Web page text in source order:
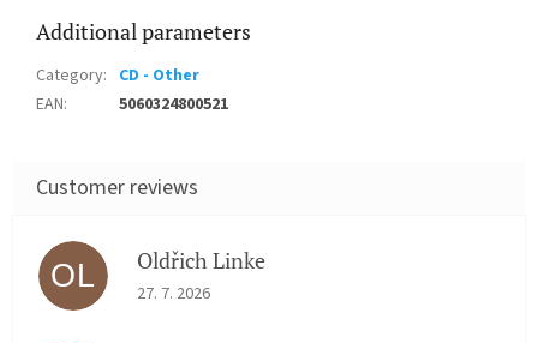
Additional parameters
Category: CD - Other
EAN: 5060324800521
OL Oldřich Linke
The store rating is 5 out of 5 stars.
27. 7. 2026